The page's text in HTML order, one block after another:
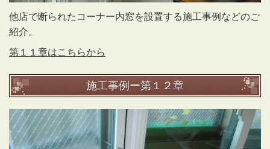
他店で断られたコーナー内窓を設置する施工事例などのご
紹介。
第１１章はこちらから
施工事例ー第１２章